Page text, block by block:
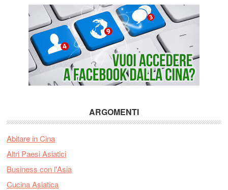
ARGOMENTI
Abitare in Cina
Altri Paesi Asiatici
Business con l'Asia
Cucina Asiatica